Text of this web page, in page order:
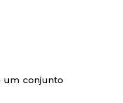
um conjunto